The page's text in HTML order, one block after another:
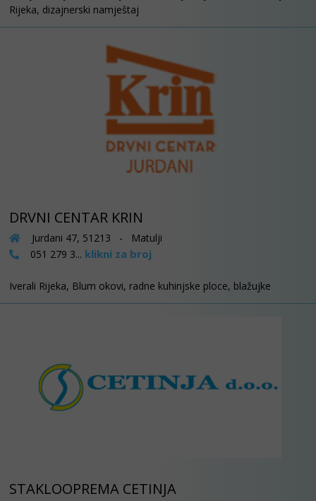
Rijeka, dizajnerski namještaj
DRVNI CENTAR KRIN
Jurdani 47, 51213 - Matulji
051 279 3... klikni za broj
Iverali Rijeka, Blum okovi, radne kuhinjske ploce, blažujke
STAKLOOPREMA CETINJA